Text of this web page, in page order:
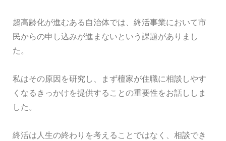
超高齢化が進むある自治体では、終活事業において市
民からの申し込みが進まないという課題がありまし
た。
私はその原因を研究し、まず檀家が住職に相談しやす
くなるきっかけを提供することの重要性をお話ししま
した。
終活は人生の終わりを考えることではなく、相談でき